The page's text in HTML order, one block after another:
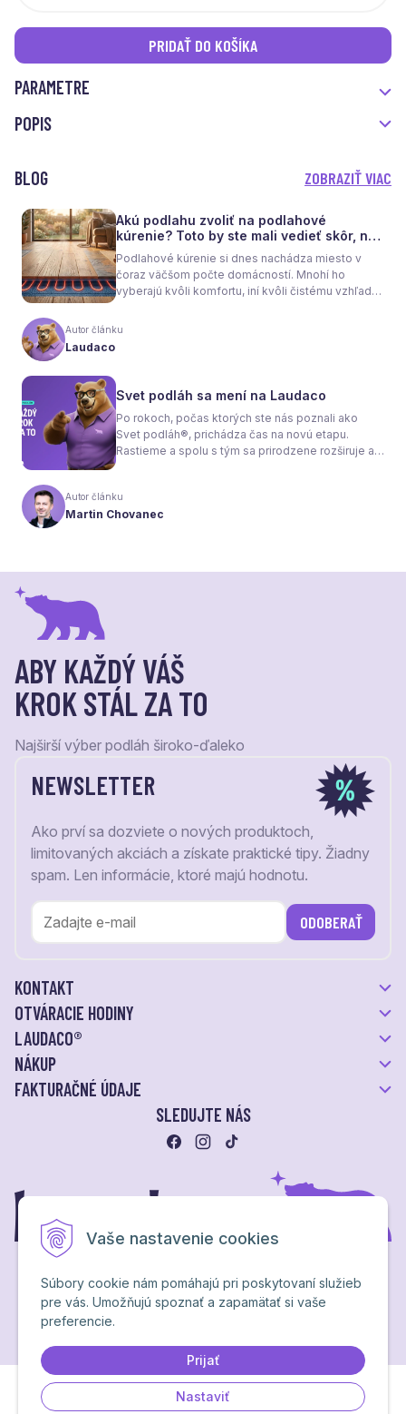
Vaše nastavenie cookies
Súbory cookie nám pomáhajú pri poskytovaní služieb
pre vás. Umožňujú spoznať a zapamätať si vaše
preferencie.
Prijať
Nastaviť
PRIDAŤ DO KOŠÍKA
PARAMETRE
POPIS
BLOG ZOBRAZIŤ VIAC
Akú podlahu zvoliť na podlahové
kúrenie? Toto by ste mali vedieť skôr, než
sa rozhodnete
Podlahové kúrenie si dnes nachádza miesto v
čoraz väčšom počte domácností. Mnohí ho
vyberajú kvôli komfortu, iní kvôli čistému vzhľadu
nielen na pocit tepla v miestnosti, ale aj na
spotrebu energie a celkové fungovanie kúrenia.
Autor článku
Laudaco
Svet podláh sa mení na Laudaco
Po rokoch, počas ktorých ste nás poznali ako
Svet podláh®, prichádza čas na novú etapu.
Rastieme a spolu s tým sa prirodzene rozširuje aj
vizuálnou identitou. Naším cieľom je, aby každý
váš krok stál za to.
Autor článku
Martin Chovanec
ABY KAŽDÝ VÁŠ
KROK STÁL ZA TO
Najširší výber podláh široko-ďaleko
NEWSLETTER
Ako prví sa dozviete o nových produktoch,
limitovaných akciách a získate praktické tipy. Žiadny
spam. Len informácie, ktoré majú hodnotu.
ODOBERAŤ
KONTAKT
OTVÁRACIE HODINY
LAUDACO®
NÁKUP
FAKTURAČNÉ ÚDAJE
SLEDUJTE NÁS
Ochrana osobných údajov
NextShop&